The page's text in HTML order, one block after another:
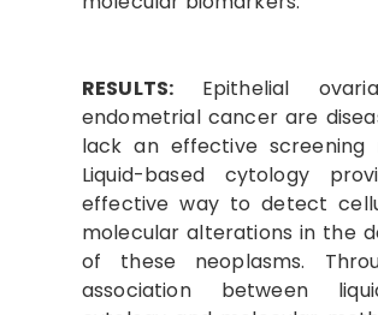
RESULTS: Epithelial
endometrial cancer are
lack an effective screening
Liquid-based cytology
effective way to detect
molecular alterations in the
of these neoplasms.
association between